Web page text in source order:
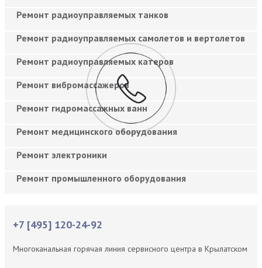
Ремонт радиоуправляемых танков
Ремонт радиоуправляемых самолетов и вертолетов
Ремонт радиоуправляемых катеров
Ремонт вибромассажеров
Ремонт гидромассажных ванн
Ремонт медицинского оборудования
Ремонт электроники
Ремонт промышленного оборудования
+7 [495] 120-24-92
Многоканальная горячая линия сервисного центра в Крылатском